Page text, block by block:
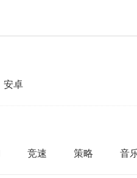
安卓
竞速 策略 音